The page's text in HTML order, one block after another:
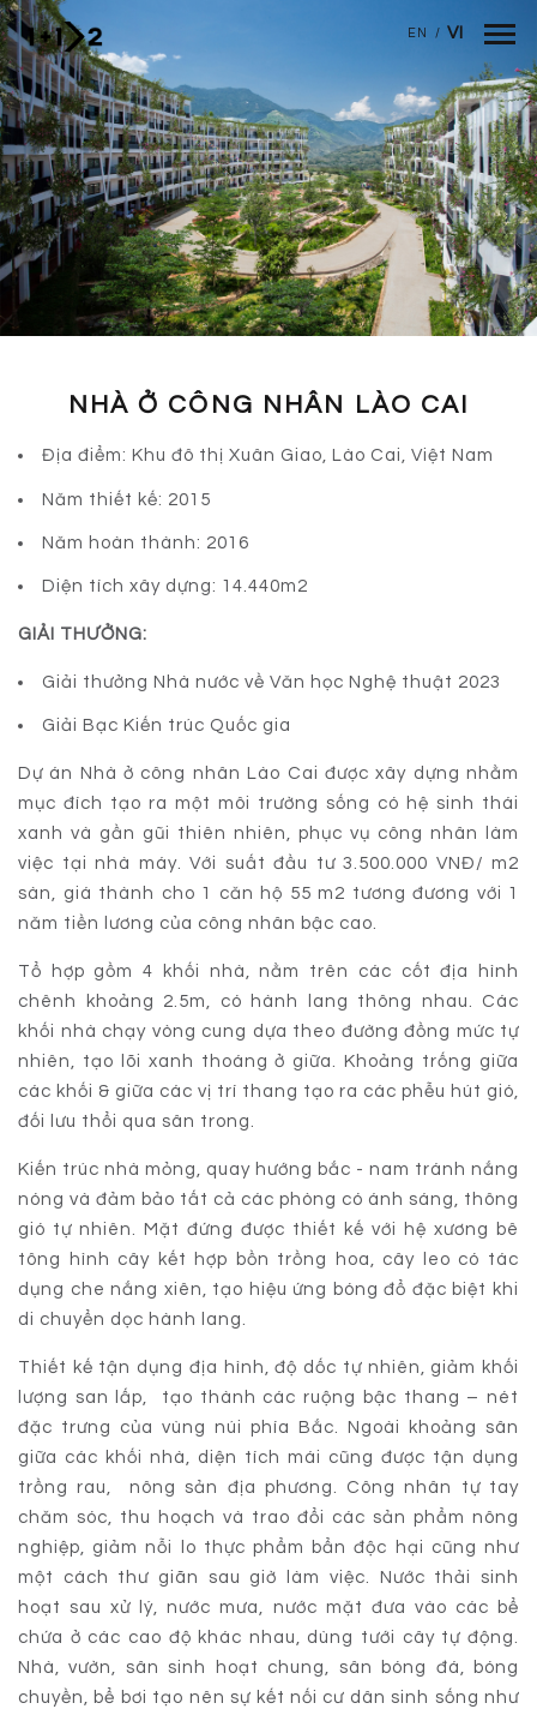
Nhảy đến nội dung
EN / VI
NHÀ Ở CÔNG NHÂN LÀO CAI
Địa điểm: Khu đô thị Xuân Giao, Lào Cai, Việt Nam
Năm thiết kế: 2015
Năm hoàn thành: 2016
Diện tích xây dựng: 14.440m2
GIẢI THƯỞNG:
Giải thưởng Nhà nước về Văn học Nghệ thuật 2023
Giải Bạc Kiến trúc Quốc gia
Dự án Nhà ở công nhân Lào Cai được xây dựng nhằm
mục đích tạo ra một môi trường sống có hệ sinh thái
xanh và gần gũi thiên nhiên, phục vụ công nhân làm
việc tại nhà máy. Với suất đầu tư 3.500.000 VNĐ/ m2
sàn, giá thành cho 1 căn hộ 55 m2 tương đương với 1
năm tiền lương của công nhân bậc cao.
Tổ hợp gồm 4 khối nhà, nằm trên các cốt địa hình
chênh khoảng 2.5m, có hành lang thông nhau. Các
khối nhà chạy vòng cung dựa theo đường đồng mức tự
nhiên, tạo lõi xanh thoáng ở giữa. Khoảng trống giữa
các khối & giữa các vị trí thang tạo ra các phễu hút gió,
đối lưu thổi qua sân trong.
Kiến trúc nhà mỏng, quay hướng bắc - nam tránh nắng
nóng và đảm bảo tất cả các phòng có ánh sáng, thông
gió tự nhiên. Mặt đứng được thiết kế với hệ xương bê
tông hình cây kết hợp bồn trồng hoa, cây leo có tác
dụng che nắng xiên, tạo hiệu ứng bóng đổ đặc biệt khi
di chuyển dọc hành lang.
Thiết kế tận dụng địa hình, độ dốc tự nhiên, giảm khối
lượng san lấp, tạo thành các ruộng bậc thang – nét
đặc trưng của vùng núi phía Bắc. Ngoài khoảng sân
giữa các khối nhà, diện tích mái cũng được tận dụng
trồng rau, nông sản địa phương. Công nhân tự tay
chăm sóc, thu hoạch và trao đổi các sản phẩm nông
nghiệp, giảm nỗi lo thực phẩm bẩn độc hại cũng như
một cách thư giãn sau giờ làm việc. Nước thải sinh
hoạt sau xử lý, nước mưa, nước mặt đưa vào các bể
chứa ở các cao độ khác nhau, dùng tưới cây tự động.
Nhà, vườn, sân sinh hoạt chung, sân bóng đá, bóng
chuyền, bể bơi tạo nên sự kết nối cư dân sinh sống như